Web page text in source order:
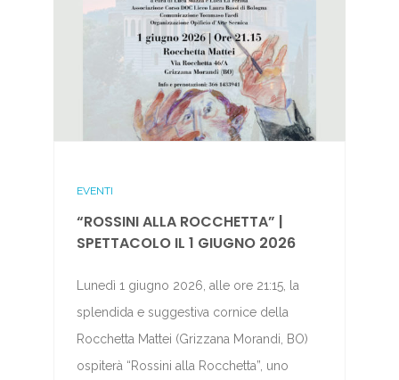
EVENTI
“ROSSINI ALLA ROCCHETTA” |
SPETTACOLO IL 1 GIUGNO 2026
Lunedì 1 giugno 2026, alle ore 21:15, la
splendida e suggestiva cornice della
Rocchetta Mattei (Grizzana Morandi, BO)
ospiterà “Rossini alla Rocchetta”, uno